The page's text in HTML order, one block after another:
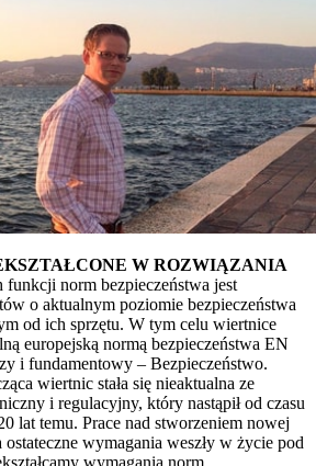
W ROZWIĄZANIA
funkcji norm bezpieczeństwa jest
o aktualnym poziomie bezpieczeństwa
od ich sprzętu. W tym celu wiertnice
europejską normą bezpieczeństwa EN
i fundamentowy – Bezpieczeństwo.
wiertnic stała się nieaktualna ze
i regulacyjny, który nastąpił od czasu
lat temu. Prace nad stworzeniem nowej
wymagania weszły w życie pod